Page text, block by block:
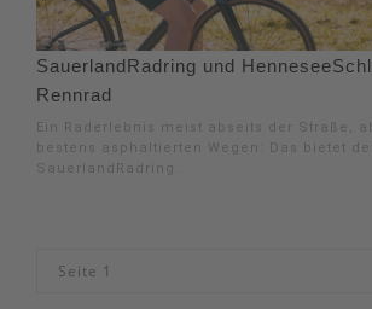
SauerlandRadring und
Rennrad
Ein Raderlebnis meist abseits der Straße,
bestens asphaltierten Wegen: Das bietet der
SauerlandRadring.